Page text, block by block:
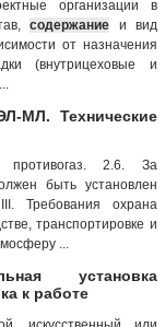
организации в
содержание и вид
от назначения
(внутрицеховые и
МЛ. Технические
противогаз. 2.6. За
быть установлен
Требования охрана
транспортировке и
...
установка
к работе